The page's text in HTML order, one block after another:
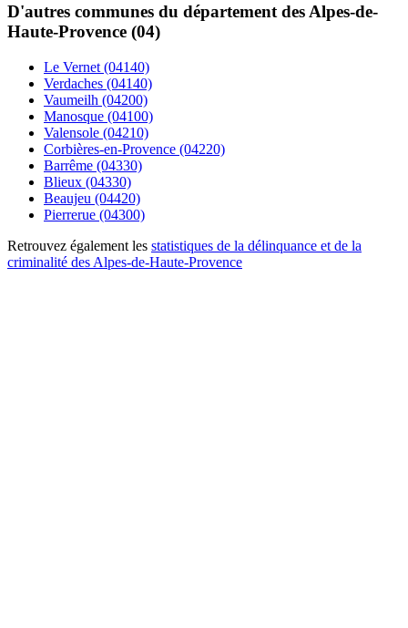
D'autres communes du département des Alpes-de-
Haute-Provence (04)
Le Vernet (04140)
Verdaches (04140)
Vaumeilh (04200)
Manosque (04100)
Valensole (04210)
Corbières-en-Provence (04220)
Barrême (04330)
Blieux (04330)
Beaujeu (04420)
Pierrerue (04300)
Retrouvez également les statistiques de la délinquance et de la
criminalité des Alpes-de-Haute-Provence